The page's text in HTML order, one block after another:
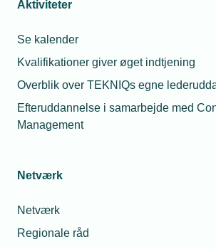
Aktiviteter
Se kalender
Kvalifikationer giver øget indtjening
Overblik over TEKNIQs egne
Efteruddannelse i samarbejde med
Management
Netværk
Netværk
Regionale råd